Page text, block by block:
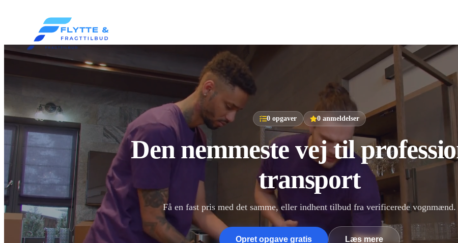
0 opgaver 0 anmeldelser
Den nemmeste vej til
transport
Få en fast pris med det samme, eller indhent tilbud fra verificerede vognmænd.
Opret opgave gratis Læs mere